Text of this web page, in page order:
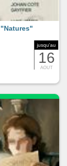
jusqu'au
16
AOUT